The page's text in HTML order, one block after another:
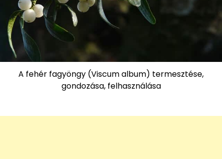
A fehér fagyöngy (Viscum album) termesztése,
gondozása, felhasználása